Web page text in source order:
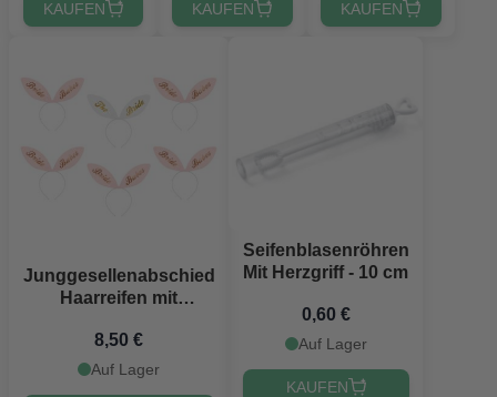
KAUFEN KAUFEN KAUFEN
Junggesellenabschied
Haarreifen mit
8,50 €
Auf Lager
Seifenblasenröhren
Mit Herzgriff - 10 cm
0,60 €
Auf Lager
KAUFEN